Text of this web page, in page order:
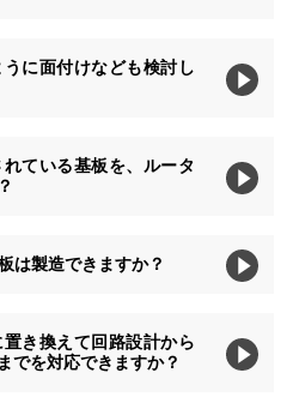
に面付けなども検討し
ている基板を、ルータ
は製造できますか？
き換えて回路設計から
でを対応できますか？